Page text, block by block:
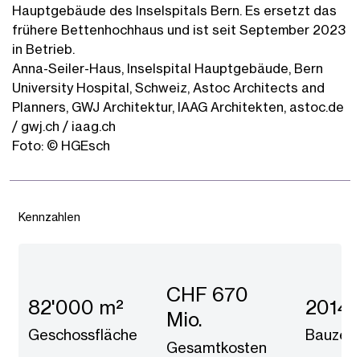
Hauptgebäude des Inselspitals Bern. Es ersetzt das
frühere Bettenhochhaus und ist seit September 2023
in Betrieb.
Anna-Seiler-Haus, Inselspital Hauptgebäude, Bern
University Hospital, Schweiz, Astoc Architects and
Planners, GWJ Architektur, IAAG Architekten, astoc.de
/ gwj.ch / iaag.ch
Foto: © HGEsch
82'000 m²
Geschossfläche
CHF 670
Mio.
Gesamtkosten
2014
Bauzeit
Kennzahlen